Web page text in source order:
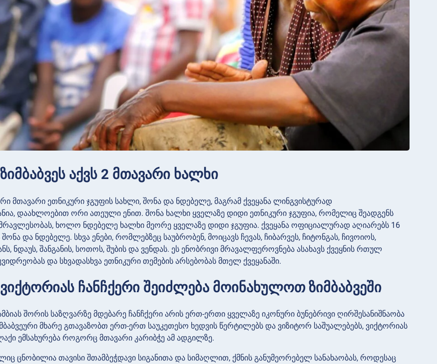
აქვს 2 მთავარი ხალხი
მთავარი ეთნიკური ჯგუფის სახლი, შონა და ნდებელე, მაგრამ ქვეყანა ლინგვისტურად
დაახლოებით ორი ათეული ენით. შონა ხალხი ყველაზე დიდი ეთნიკური ჯგუფია, რომელიც შეადგენს
ხოლო ნდებელე ხალხი მეორე ყველაზე დიდი ჯგუფია. ქვეყანა ოფიციალურად აღიარებს 16
და ნდებელე. სხვა ენები, რომლებზეც საუბრობენ, მოიცავს ჩევას, ჩიბარვეს, ჩიტონგას, ჩივოიოს,
ნდაუს, შანგანის, სოთოს, შუბის და ვენდას. ეს ენობრივი მრავალფეროვნება ასახავს ქვეყნის რთულ
და სხვადასხვა ეთნიკური თემების არსებობას მთელ ქვეყანაში.
ჩანჩქერი შეიძლება მოინახულოთ ზიმბაბვეში
შორის საზღვარზე მდებარე ჩანჩქერი არის ერთ-ერთი ყველაზე იკონური ბუნებრივი ღირშესანიშნაობა
მხარე გთავაზობთ ერთ-ერთ საუკეთესო ხედვის წერტილებს და ვიზიტორ საშუალებებს, ვიქტორიას
ემსახურება როგორც მთავარი კარიბჭე ამ ადგილზე.
ცნობილია თავისი შთამბეჭდავი სიგანითა და სიმაღლით, ქმნის განუმეორებელ სანახაობას, როდესაც